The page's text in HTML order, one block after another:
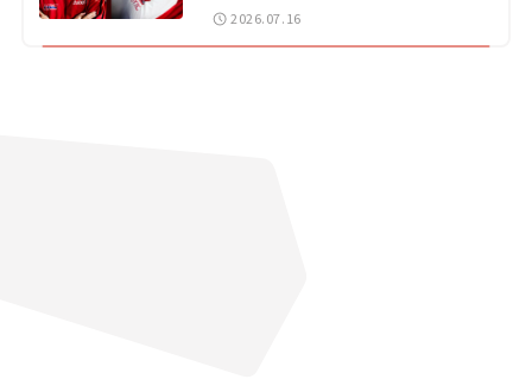
戦 岡山国際サーキット
2026.07.16